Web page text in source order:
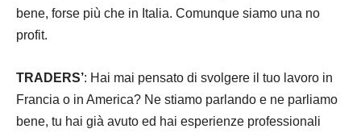
bene, forse più che in Italia. Comunque siamo una no
profit.
TRADERS’: Hai mai pensato di svolgere il tuo lavoro in
Francia o in America? Ne stiamo parlando e ne parliamo
bene, tu hai già avuto ed hai esperienze professionali